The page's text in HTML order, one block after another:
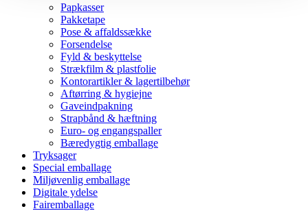
Papkasser
Pakketape
Pose & affaldssække
Forsendelse
Fyld & beskyttelse
Strækfilm & plastfolie
Kontorartikler & lagertilbehør
Aftørring & hygiejne
Gaveindpakning
Strapbånd & hæftning
Euro- og engangspaller
Bæredygtig emballage
Tryksager
Special emballage
Miljøvenlig emballage
Digitale ydelse
Fairemballage